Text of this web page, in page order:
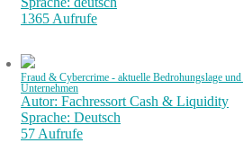
1365 Aufrufe
Fraud & Cybercrime - aktuelle Bedrohungslage
Unternehmen
Autor: Fachressort Cash & Liquidity
Sprache: Deutsch
57 Aufrufe